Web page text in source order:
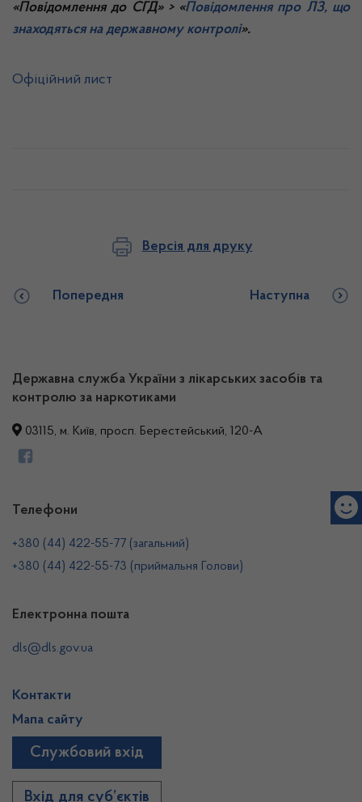
«Повідомлення до СГД» > «Повідомлення про ЛЗ, що
знаходяться на державному контролі».
Офіційний лист
Версія для друку
Попередня Наступна
Державна служба України з лікарських засобів та
контролю за наркотиками
03115, м. Київ, просп. Берестейський, 120-А
Телефони
+380 (44) 422-55-77 (загальний)
+380 (44) 422-55-73 (приймальня Голови)
Електронна пошта
dls@dls.gov.ua
Контакти
Мапа сайту
Службовий вхід
Вхід для суб’єктів